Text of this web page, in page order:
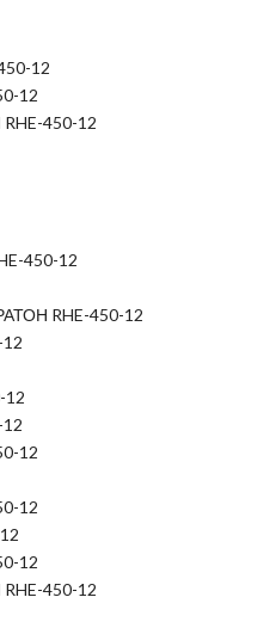
12
12
450-12
450-12
RHE-450-12
12
12
12
12
450-12